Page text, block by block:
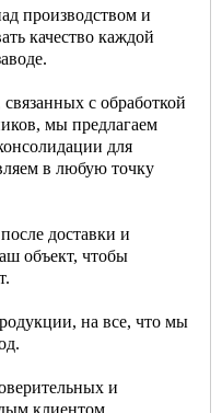
производством и
качество каждой
с обработкой
мы предлагаем
для
в любую точку
доставки и
объект, чтобы
на все, что мы
и
клиентом.